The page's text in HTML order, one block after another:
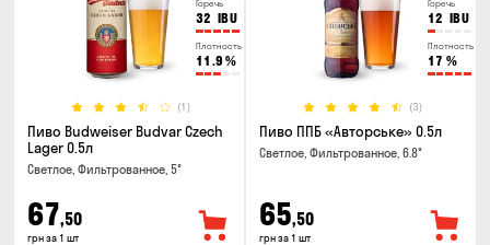
Горечь
32 IBU
Плотность
11.9 %
(1)
Пиво Budweiser Budvar Czech
Lager 0.5л
Светлое, Фильтрованное, 5°
67,50
грн за 1 шт
Горечь
12 IBU
Плотность
17 %
(3)
Пиво ППБ «Авторське» 0.5л
Светлое, Фильтрованное, 6.8°
65,50
грн за 1 шт